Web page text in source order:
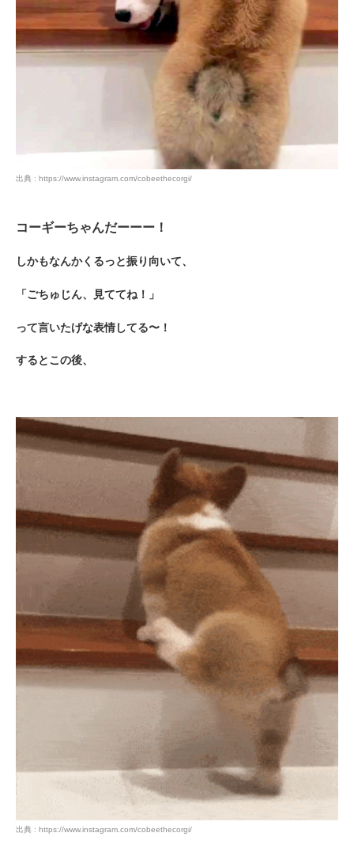
出典 : https://www.instagram.com/cobeethecorgi/
コーギーちゃんだーーー！
しかもなんかくるっと振り向いて、
「ごちゅじん、見ててね！」
って言いたげな表情してる〜！
するとこの後、
出典 : https://www.instagram.com/cobeethecorgi/